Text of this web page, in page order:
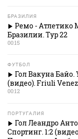
БРАЗИЛИЯ
Ремо - Атлетико
Бразилии. Тур 22
00:15
ФУТБОЛ
Гол Вакуна Байо.
(видео). Friuli
00:12
ПОРТУГАЛИЯ
Гол Леандро
Спортинг. 1:2